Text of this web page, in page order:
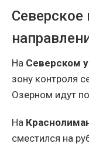
На Северском
зону контроля
Озерном идут
На
сместился на